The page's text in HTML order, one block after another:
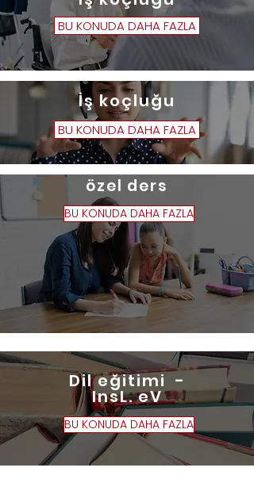
BU KONUDA DAHA FAZLA
İş koçluğu
BU KONUDA DAHA FAZLA
özel ders
BU KONUDA DAHA FAZLA
Dil eğitimi -
InsL. eV
BU KONUDA DAHA FAZLA